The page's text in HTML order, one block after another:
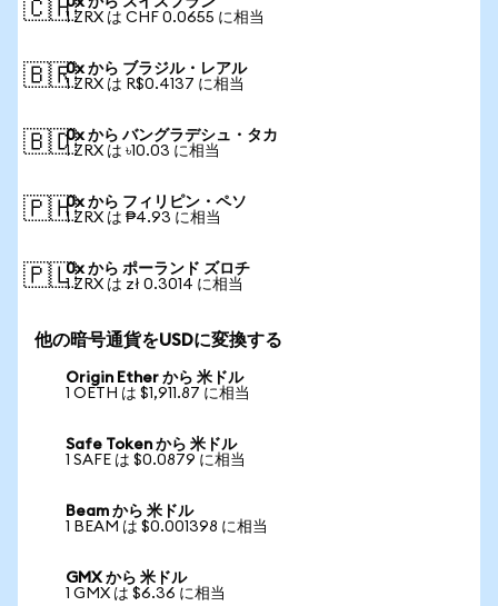
🇨🇭1 ZRX は CHF 0.0655 に相当
🇧🇷0x から ブラジル・レアル
1 ZRX は R$0.4137 に相当
🇧🇩0x から バングラデシュ・タカ
1 ZRX は ৳10.03 に相当
🇵🇭0x から フィリピン・ペソ
1 ZRX は ₱4.93 に相当
🇵🇱0x から ポーランド ズロチ
1 ZRX は zł 0.3014 に相当
他の暗号通貨をUSDに変換する
Origin Ether から 米ドル
1 OETH は $1,911.87 に相当
Safe Token から 米ドル
1 SAFE は $0.0879 に相当
Beam から 米ドル
1 BEAM は $0.001398 に相当
GMX から 米ドル
1 GMX は $6.36 に相当